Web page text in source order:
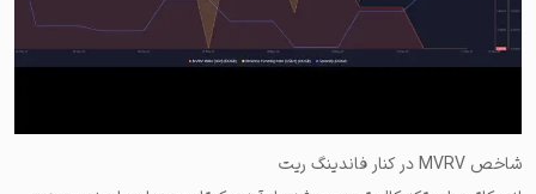
شاخص MVRV در کنار فاندینگ ریت